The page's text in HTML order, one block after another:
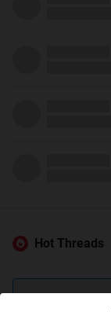
Hot Threads